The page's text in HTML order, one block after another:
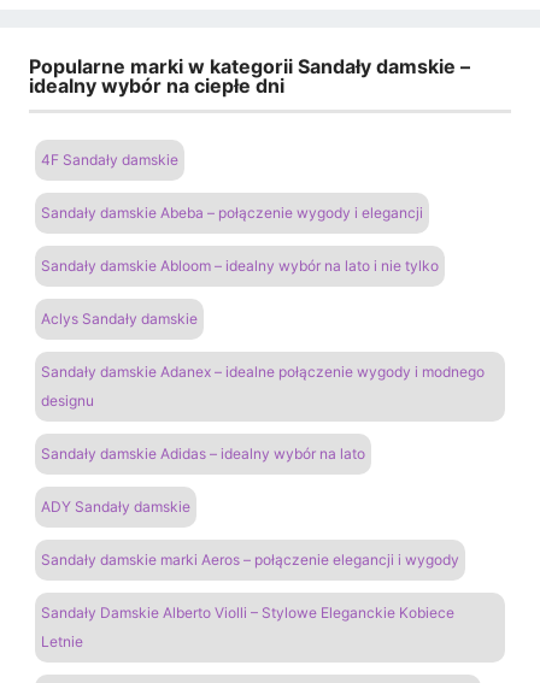
Popularne marki w kategorii Sandały damskie –
idealny wybór na ciepłe dni
4F Sandały damskie
Sandały damskie Abeba – połączenie wygody i elegancji
Sandały damskie Abloom – idealny wybór na lato i nie tylko
Aclys Sandały damskie
Sandały damskie Adanex – idealne połączenie wygody i modnego
designu
Sandały damskie Adidas – idealny wybór na lato
ADY Sandały damskie
Sandały damskie marki Aeros – połączenie elegancji i wygody
Sandały Damskie Alberto Violli – Stylowe Eleganckie Kobiece
Letnie